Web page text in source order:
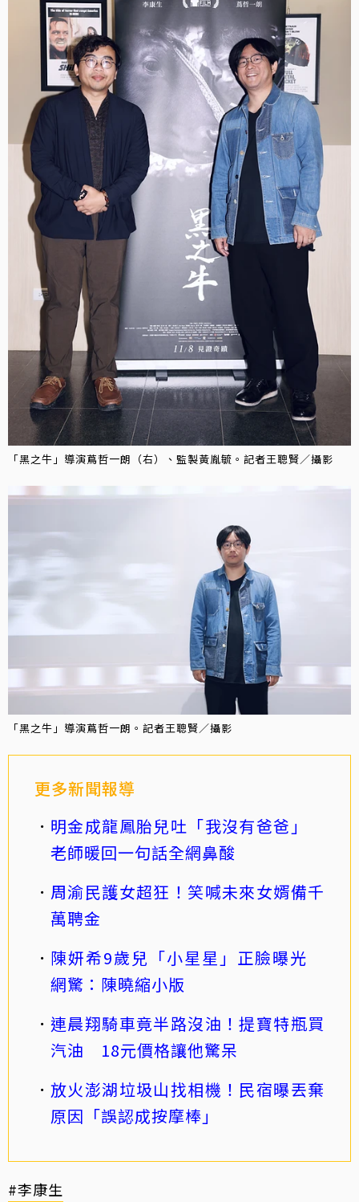
「黑之牛」導演蔦哲一朗（右）、監製黃胤毓。記者王聰賢／攝影
「黑之牛」導演蔦哲一朗。記者王聰賢／攝影
更多新聞報導
明金成龍鳳胎兒吐「我沒有爸爸」
老師暖回一句話全網鼻酸
周渝民護女超狂！笑喊未來女婿備千
萬聘金
陳妍希9歲兒「小星星」正臉曝光
網驚：陳曉縮小版
連晨翔騎車竟半路沒油！提寶特瓶買
汽油 18元價格讓他驚呆
放火澎湖垃圾山找相機！民宿曝丟棄
原因「誤認成按摩棒」
#李康生